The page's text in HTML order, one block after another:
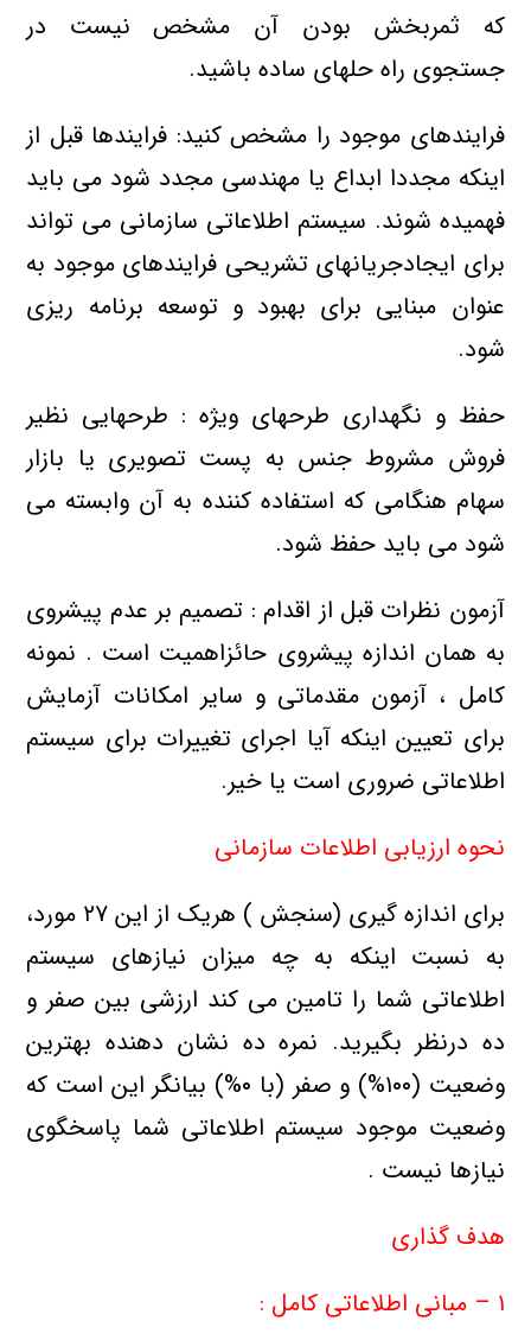
که ثمربخش بودن آن مشخص نیست در
جستجوی راه حلهای ساده باشید.
فرایندهای موجود را مشخص کنید: فرایندها قبل از
اینکه مجددا ابداع یا مهندسی مجدد شود می باید
فهمیده شوند. سیستم اطلاعاتی سازمانی می تواند
برای ایجادجریانهای تشریحی فرایندهای موجود به
عنوان مبنایی برای بهبود و توسعه برنامه ریزی
شود.
حفظ و نگهداری طرحهای ویژه : طرحهایی نظیر
فروش مشروط جنس به پست تصویری یا بازار
سهام هنگامی که استفاده کننده به آن وابسته می
شود می باید حفظ شود.
آزمون نظرات قبل از اقدام : تصمیم بر عدم پیشروی
به همان اندازه پیشروی حائزاهمیت است . نمونه
کامل ، آزمون مقدماتی و سایر امکانات آزمایش
برای تعیین اینکه آیا اجرای تغییرات برای سیستم
اطلاعاتی ضروری است یا خیر.
نحوه ارزیابی اطلاعات سازمانی
برای اندازه گیری (سنجش ) هریک از این ۲۷ مورد،
به نسبت اینکه به چه میزان نیازهای سیستم
اطلاعاتی شما را تامین می کند ارزشی بین صفر و
ده درنظر بگیرید. نمره ده نشان دهنده بهترین
وضعیت (۱۰۰%) و صفر (با ۰%) بیانگر این است که
وضعیت موجود سیستم اطلاعاتی شما پاسخگوی
نیازها نیست .
هدف گذاری
۱ – مبانی اطلاعاتی کامل :